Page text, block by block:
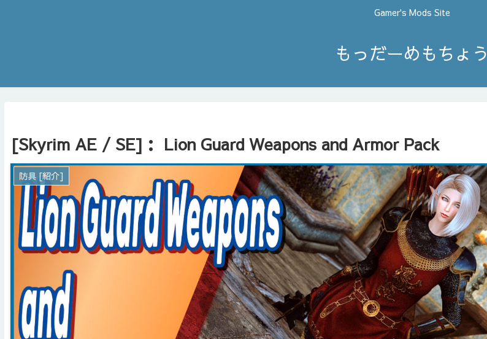
Gamer's Mods Site
もっだーめもちょう
[Skyrim AE / SE]： Lion Guard Weapons and Armor Pack
防具 [紹介]